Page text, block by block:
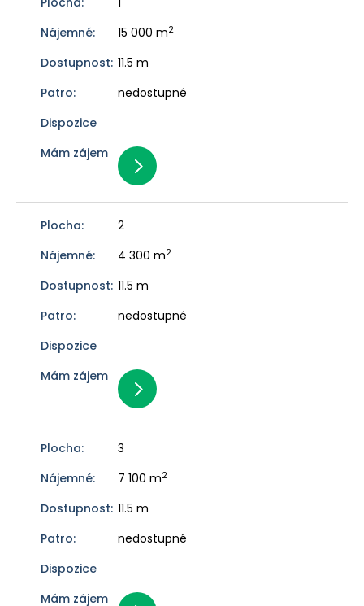
15 000 m2
11.5 m
nedostupné
2
4 300 m2
11.5 m
nedostupné
3
7 100 m2
11.5 m
nedostupné